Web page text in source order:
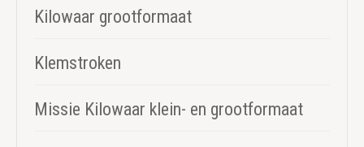
Kilowaar grootformaat
Klemstroken
Missie Kilowaar klein- en grootformaat